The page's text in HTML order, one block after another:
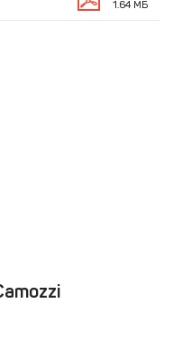
1.64 МБ